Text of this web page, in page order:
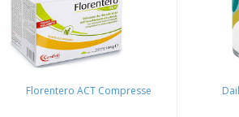
Florentero ACT Compresse